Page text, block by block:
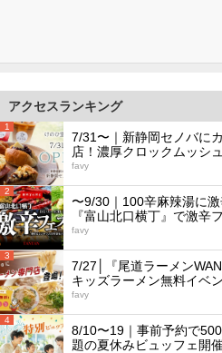
アクセスランキング
1
7/31〜｜新静岡セノバに
店！濃厚クロックムッシ
favy
2
〜9/30｜100辛麻辣湯に激
『富山北口横丁』で激辛
favy
3
7/27│『尾道ラーメン
キッズラーメン無料イベ
favy
4
8/10〜19｜事前予約で
題の夏休みビュッフェ開